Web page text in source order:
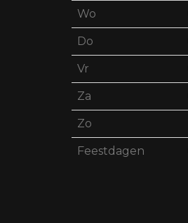
Wo
Do
Vr
Za
Zo
Feestdagen